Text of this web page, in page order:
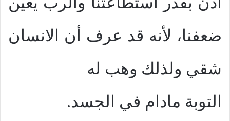
ضعفنا، لأنه قد عرف أن الانسان
شقي ولذلك وهب له
التوبة مادام في الجسد.